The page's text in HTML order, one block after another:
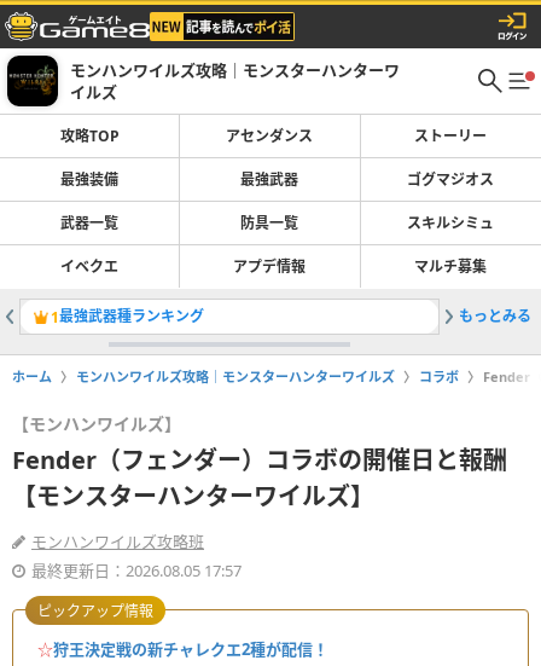
モンハンワイルズ攻略｜モンスターハンターワ
イルズ
攻略TOP アセンダンス ストーリー
最強装備 最強武器 ゴグマジオス
武器一覧 防具一覧 スキルシミュ
イベクエ アプデ情報 マルチ募集
1最強武器種ランキング 2ライト
もっとみる
ホーム モンハンワイルズ攻略｜モンスターハンターワイルズ コラボ Fender
【モンハンワイルズ】
Fender（フェンダー）コラボの開催日と報酬
【モンスターハンターワイルズ】
モンハンワイルズ攻略班
最終更新日：2026.08.05 17:57
☆狩王決定戦の新チャレクエ2種が配信！
ピックアップ情報